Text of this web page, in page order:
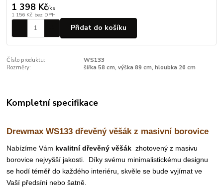
1 398 Kč/ks
1 156 Kč bez DPH
Přidat do košíku
Číslo produktu:
WS133
Rozměry:
šířka 58 cm, výška 89 cm, hloubka 26 cm
Kompletní specifikace
Drewmax WS133 dřevěný věšák z masivní borovice
Nabízíme Vám kvalitní dřevěný věšákzhotovený z masivu
borovice nejvyšší jakosti. Díky svému minimalistickému designu
se hodí téměř do každého interiéru, skvěle se bude vyjímat ve
Vaší předsíni nebo šatně.